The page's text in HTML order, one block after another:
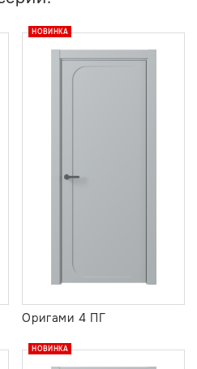
НОВИНКА
Оригами 4 ПГ
НОВИНКА